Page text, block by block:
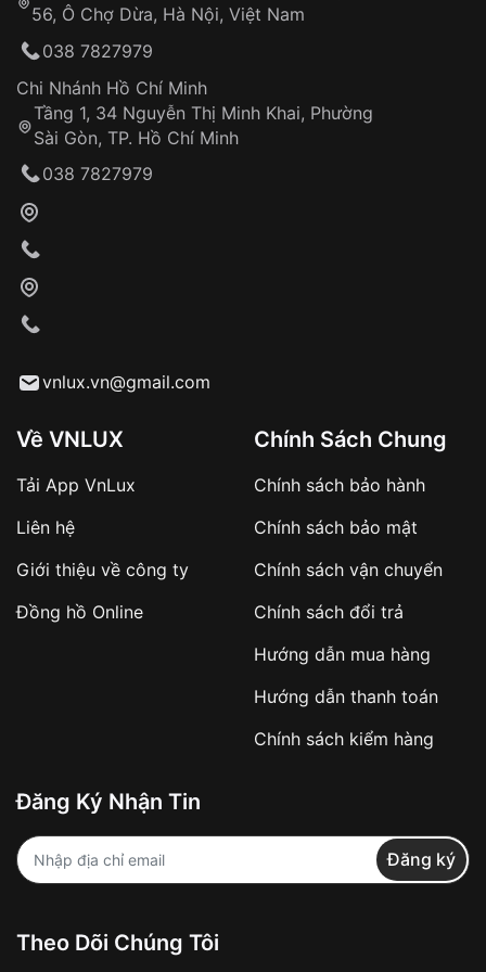
Khách hàng kiểm tra và thanh toán trực tiếp
Từ khóa SEO:
sản phẩm đặc biệt
hàng
Số tiền còn lại thanh toán khi nhận hàng hoặc
✔️ Đảm bảo xử lý đơn hàng nhanh chóng
✔️ Hạn chế tình trạng hủy đơn không mong
Từ khóa SEO:
Khách hàng được
thanh toán
Đảm bảo quyền lợi khách hàng
Đồng hành cùng khách hàng trong suốt quá
trình sử dụng
56, Ô Chợ Dừa, Hà Nội, Việt Nam
038 7827979
Chi Nhánh Hồ Chí Minh
Tầng 1, 34 Nguyễn Thị Minh Khai, Phường
Sài Gòn, TP. Hồ Chí Minh
038 7827979
vnlux.vn@gmail.com
Về VNLUX
Tải App VnLux
Liên hệ
Giới thiệu về công ty
Đồng hồ Online
Chính Sách Chung
Chính sách bảo hành
Chính sách bảo mật
Chính sách vận chuyển
Chính sách đổi trả
Hướng dẫn mua hàng
Hướng dẫn thanh toán
Chính sách kiểm hàng
Đăng Ký Nhận Tin
Đăng ký
Theo Dõi Chúng Tôi